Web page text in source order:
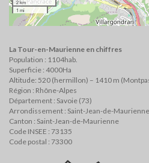
2 km
1 mi
La Tour-en-Maurienne en chiffres
Population : 1104hab.
Superficie : 4000Ha
Altitude: 520 (hermillon) – 1410 m
Région : Rhône-Alpes
Département : Savoie (73)
Arrondissement : Saint-Jean-de-Maurienne
Canton : Saint-Jean-de-Maurienne
Code INSEE : 73135
Code postal : 73300